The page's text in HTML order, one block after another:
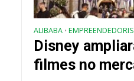
ALIBABA •
Disney
filmes no